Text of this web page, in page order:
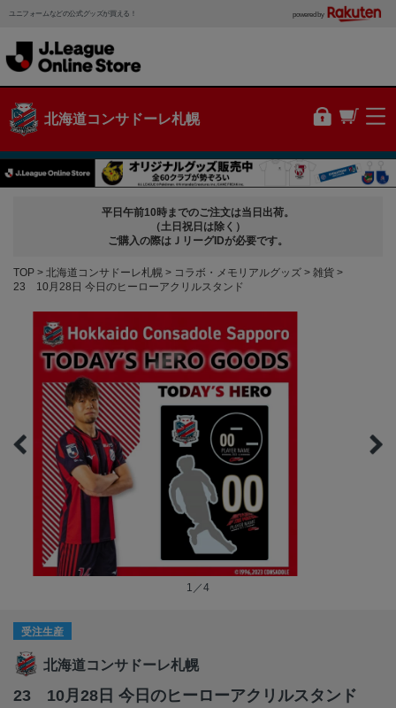
ユニフォームなどの公式グッズが買える！ powered by
北海道コンサドーレ札幌
平日午前10時までのご注文は当日出荷。
（土日祝日は除く）
ご購入の際はＪリーグIDが必要です。
TOP 北海道コンサドーレ札幌 コラボ・メモリアルグッズ
雑貨
23 10月28日 今日のヒーローアクリルスタンド
1／4
受注生産
北海道コンサドーレ札幌
23 10月28日 今日のヒーローアクリルスタンド